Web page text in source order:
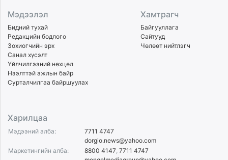
Мэдээлэл
Бидний тухай
Редакцийн бодлого
Зохиогчийн эрх
Санал хүсэлт
Үйлчилгээний нөхцөл
Нээлттэй ажлын байр
Сурталчилгаа байршуулах
Хамтрагч
Байгууллага
Сайтууд
Чөлөөт нийтлэгч
Харилцаа
Мэдээний алба:
7711 4747
dorgio.news@yahoo.com
Маркетингийн алба:
8800 4147 7711 4747